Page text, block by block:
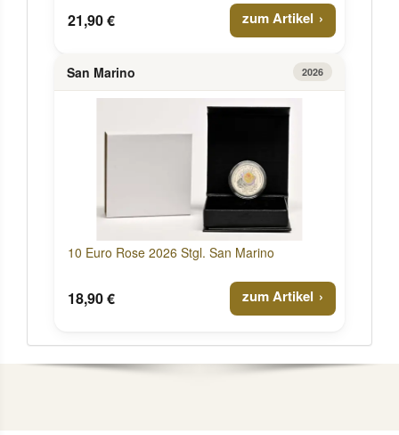
21,90 € zum Artikel
San Marino 2026
10 Euro Rose 2026 Stgl. San Marino
18,90 € zum Artikel